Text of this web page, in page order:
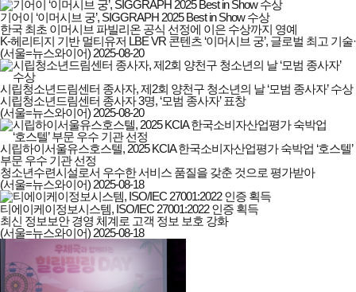
기어이 ‘이머시브 궁’, SIGGRAPH 2025 Best in Show 수상
한국 최초 이머시브 파빌리온 공식 선정에 이은 수상까지 영예
K-헤리티지 기반 멀티유저 LBE VR 콘텐츠 ‘이머시브 궁’, 글로벌 최고 기
(서울=뉴스와이어) 2025-08-20
시립청소년드림센터 종사자, 제2회 양천구 청소년의 날 ‘모범 종사자’ 수상
시립청소년드림센터 종사자 3명, ‘모범 종사자’ 표창
(서울=뉴스와이어) 2025-08-20
시립하이서울유스호스텔, 2025 KCIA 한국소비자산업평가 숙박업 ‘호스텔’
부문 우수 기관 선정
청소년수련시설로서 우수한 서비스 품질을 갖춘 것으로 평가받아
(서울=뉴스와이어) 2025-08-18
티에이케이정보시스템, ISO/IEC 27001:2022 인증 획득
최신 정보보안 경영 체계로 고객 정보 보호 강화
(서울=뉴스와이어) 2025-08-18